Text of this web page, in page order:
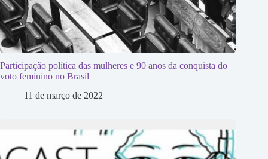
Participação política das mulheres e 90 anos da conquista do
voto feminino no Brasil
11 de março de 2022